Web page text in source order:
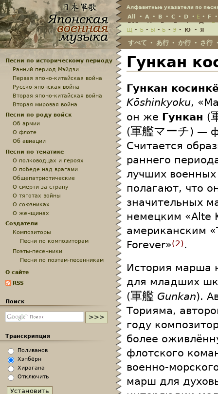
Алфавитные указатели по
All • A • B • C • D • E • F
Всё•А•Б•В•Г•Д•Е
Щ • Ъ • Ы • Ь • Э • Ю • Я
すべて • あ行 • か行 • さ行
Гункан
Гункан
Kōshinkyoku,
он же Гункан (
(軍艦マーチ) —
Считается
раннего
лучших
полагают, что
значительных
немецким «Alte
американским
Forever» 2 .
История марша
для младших
(軍艦 Gunkan).
Торияма,
году
более
флотского
военно-
марш для
Песни по историческому периоду
Ранний период Мэйдзи
Первая японо-китайская война
Русско-японская война
Вторая японо-китайская война
Вторая мировая война
Песни по роду войск
Об армии
О флоте
Об авиации
Песни по тематике
О полководцах и героях
О победе над врагами
Общепатриотические
О смерти за страну
О тяготах войны
О союзниках
О женщинах
Создатели
Композиторы
Песни по композиторам
Поэты-песенники
Песни по поэтам-песенникам
О сайте
RSS
Поиск
Транскрипция
Поливанов
Хэпбёрн
Хирагана
Отключить